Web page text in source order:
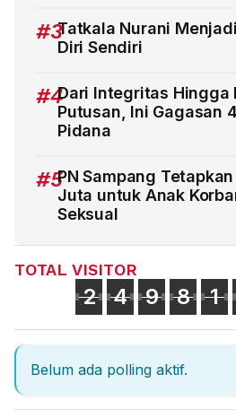
#3Tatkala Nurani
Diri Sendiri
#4Dari Integritas Hingga
Putusan, Ini Gagasan
Pidana
#5PN Sampang
Juta untuk Anak
Seksual
TOTAL VISITOR
2 4 9 8 1
Belum ada polling aktif.